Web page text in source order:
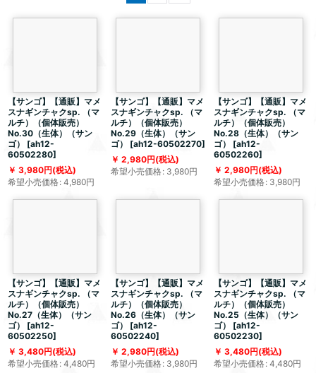
【サンゴ】【通販】マメ
スナギンチャクsp. （マ
ルチ）（個体販売）
No.30（生体）（サン
ゴ）
[ah12-
60502280]
3,980円(税込)
希望小売価格: 4,980円
【サンゴ】【通販】マメ
スナギンチャクsp. （マ
ルチ）（個体販売）
No.29（生体）（サン
ゴ）
[ah12-60502270]
2,980円(税込)
希望小売価格: 3,980円
【サンゴ】【通販】マメ
スナギンチャクsp. （マ
ルチ）（個体販売）
No.28（生体）（サン
ゴ）
[ah12-
60502260]
2,980円(税込)
希望小売価格: 3,980円
【サンゴ】【通販】マメ
スナギンチャクsp. （マ
ルチ）（個体販売）
No.27（生体）（サン
ゴ）
[ah12-
60502250]
3,480円(税込)
希望小売価格: 4,480円
【サンゴ】【通販】マメ
スナギンチャクsp. （マ
ルチ）（個体販売）
No.26（生体）（サン
ゴ）
[ah12-
60502240]
2,980円(税込)
希望小売価格: 3,980円
【サンゴ】【通販】マメ
スナギンチャクsp. （マ
ルチ）（個体販売）
No.25（生体）（サン
ゴ）
[ah12-
60502230]
3,480円(税込)
希望小売価格: 4,480円